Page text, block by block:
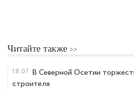
Читайте также
18:07 В Северной Осетии
строителя